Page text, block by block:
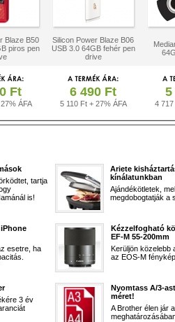
Blaze B50
piros pen
Silicon Power Blaze B06
USB 3.0 64GB fehér pen
drive
Ft
ÁFA
6 490 Ft
5 110 Ft + 27% ÁFA
5
4 717
tartja
is!
Ariete
kínálatunkban
Ajándékötletek,
megdobogtatják a
esetre, ha
Kézzelfogható
EF-M 55-200mm
Kerüljön közelebb
az EOS-M
3 év
Nyomtass A/3-
méret!
A Brother élen jár